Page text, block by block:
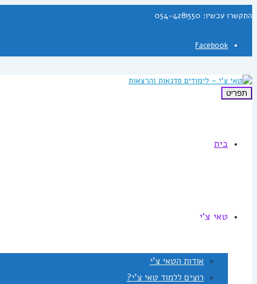
התקשרו עכשיו: 054-4281550
Facebook
תפריט
בית
טאי צ'י
אודות הטאי צ'י
רוצים ללמוד טאי צ'י?